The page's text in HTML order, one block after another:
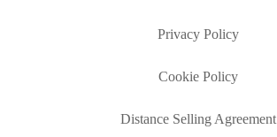
Privacy Policy
Cookie Policy
Distance Selling Agreement